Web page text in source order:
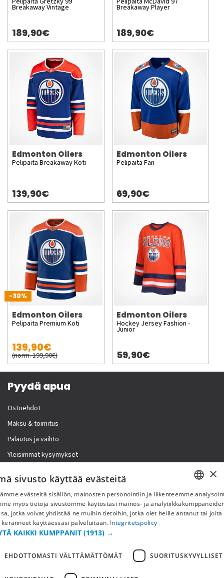
Breakaway Vintage
189,90€
Breakaway Player
189,90€
Edmonton Oilers
Pelipaita Breakaway Koti
139,90€
Edmonton Oilers
Pelipaita Fan
69,90€
-30%
Edmonton Oilers
Pelipaita Premium Koti
139,90€
(norm. 199,90€)
Edmonton Oilers
Hockey Jersey Fashion -
Junior
59,90€
Pyydä apua
Ostoehdot
Maksu & toimitus
Palautus ja vaihto
Yleisimmät kysymykset
Lisää meistä
Yritystiedot
FI
×
sivusto käyttää evästeitä
evästeitä sisällön, mainosten personointiin ja liikenteemme
myös tietoja sivustomme käytöstäsi mainos- ja
jotka voivat yhdistää ne muihin tietoihin, jotka olet heille antanut tai joita
keränneet käyttäessäsi palveluitaan. Integritetspolicy
KAIKKI KUMPPANIT (1913) →
EHDOTTOMASTI VÄLTTÄMÄTTÖMÄT SUORITUSKYVYLLISET